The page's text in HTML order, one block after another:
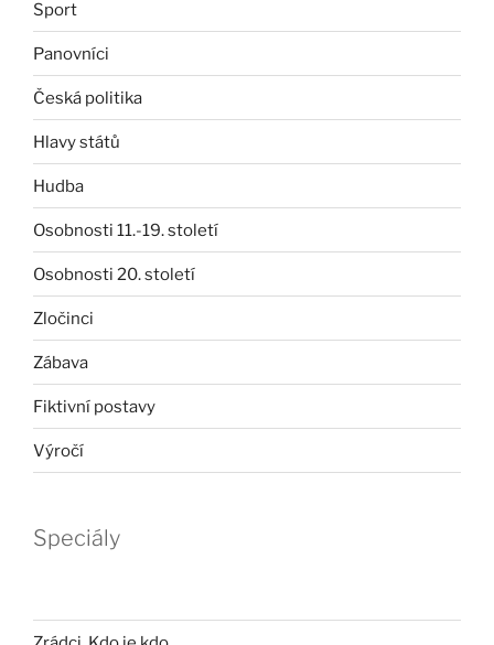
Sport
Panovníci
Česká politika
Hlavy států
Hudba
Osobnosti 11.-19. století
Osobnosti 20. století
Zločinci
Zábava
Fiktivní postavy
Výročí
Speciály